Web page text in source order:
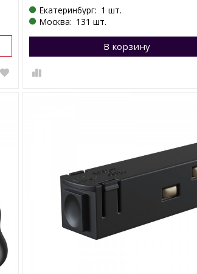
Екатеринбург: 1 шт.
Москва: 131 шт.
В корзину